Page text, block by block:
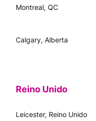
Montreal, QC
Calgary, Alberta
Reino Unido
Leicester, Reino Unido